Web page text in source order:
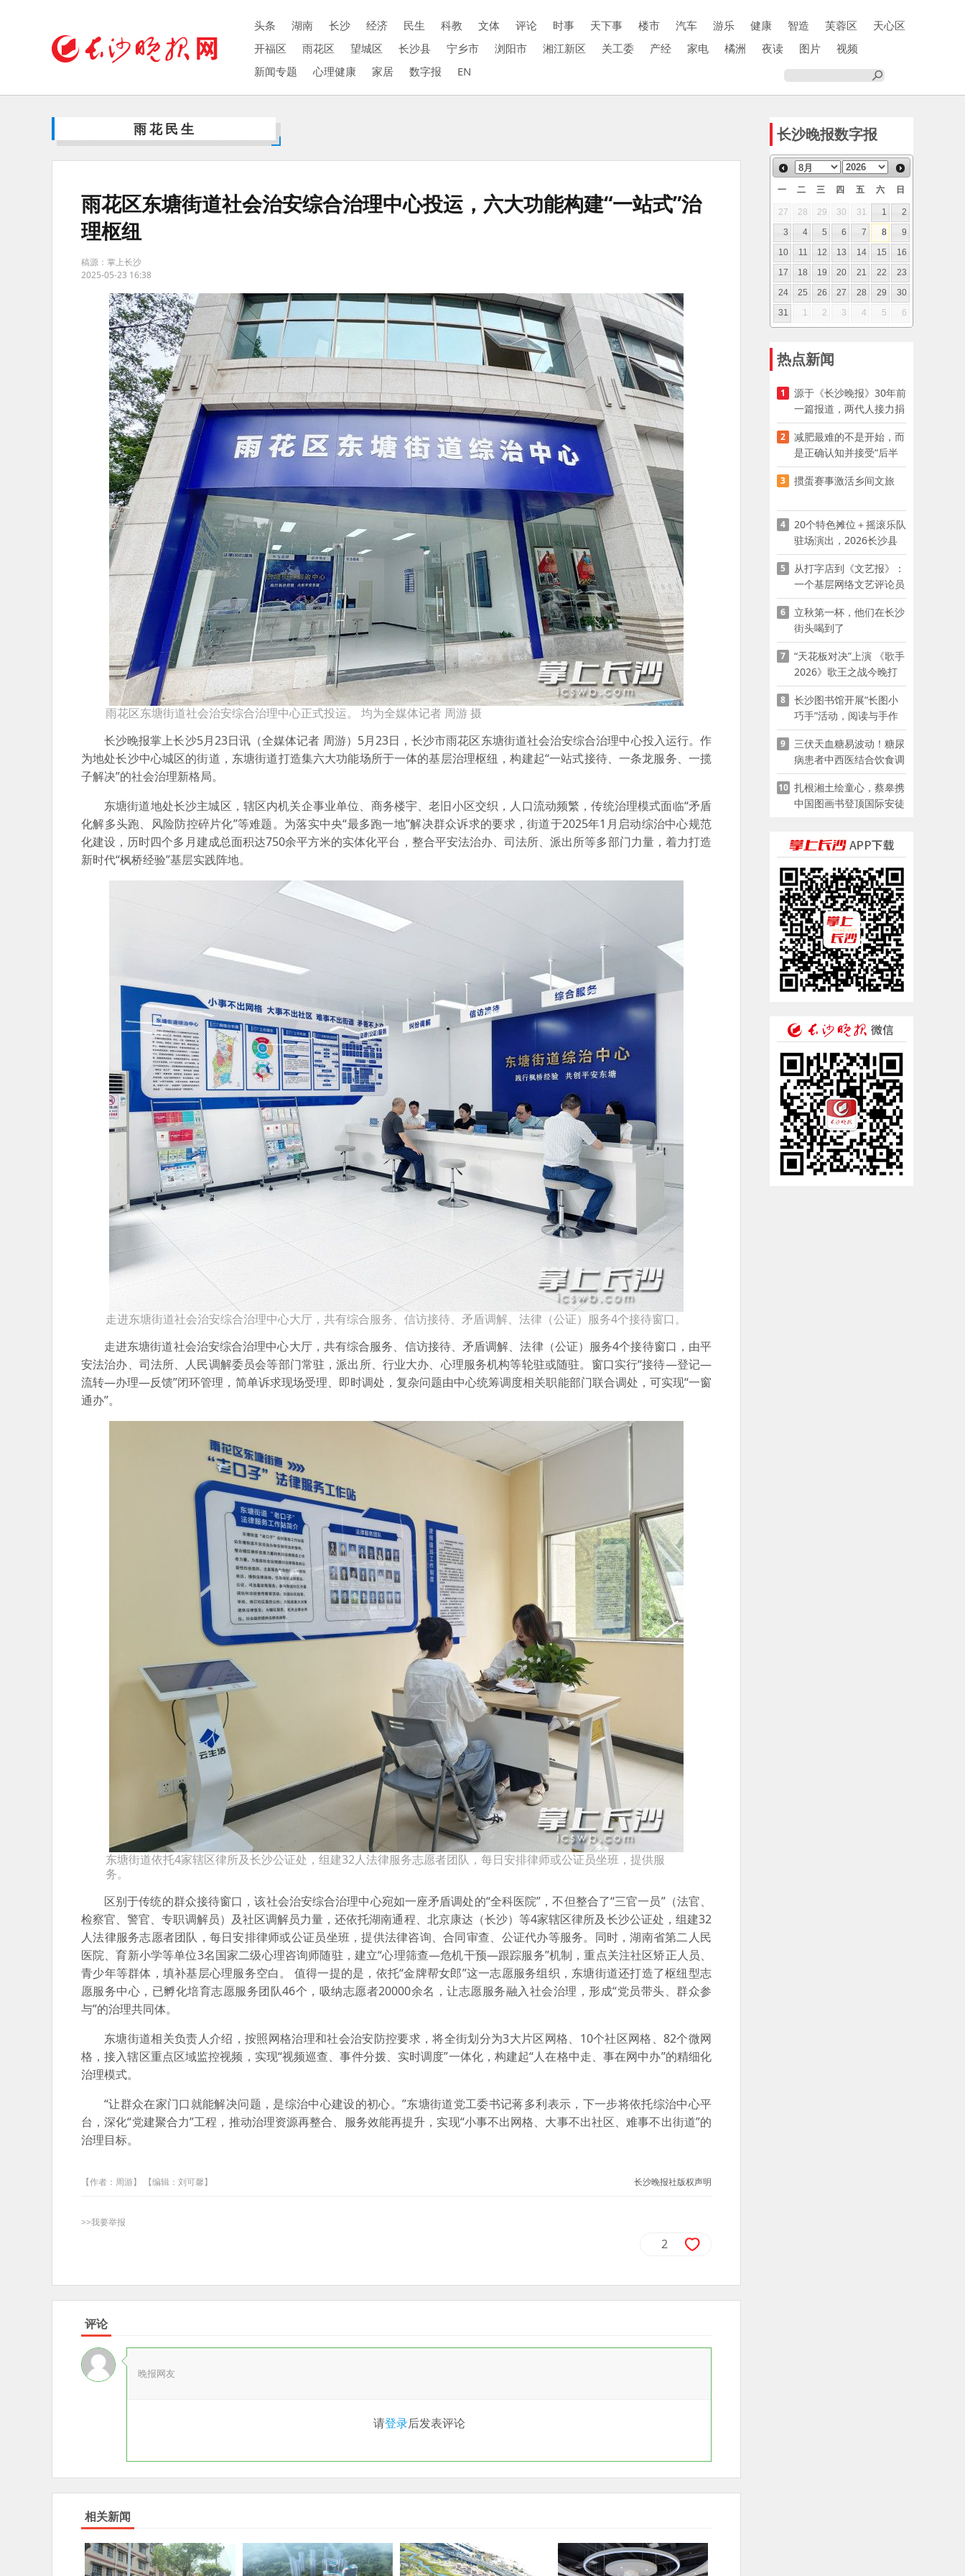
头条 湖南 长沙 经济 民生 科教 文体 评论 时事 天下事 楼市 汽车 游乐 健康 智造 芙蓉区
天心区
开福区
雨花区 望城区 长沙县 宁乡市 浏阳市 湘江新区 关工委 产经 家电 橘洲 夜读 图片
视频
新闻专题
心理健康 家居 数字报 EN
雨花民生
雨花区东塘街道社会治安综合治理中心投运，六大功能构建“一站式”治
理枢纽
稿源：掌上长沙
2025-05-23 16:38
雨花区东塘街道社会治安综合治理中心正式投运。 均为全媒体记者 周游 摄
长沙晚报掌上长沙5月23日讯（全媒体记者 周游）5月23日，长沙市雨花区东塘街道社会治安综合治理中心投入运行。作
为地处长沙中心城区的街道，东塘街道打造集六大功能场所于一体的基层治理枢纽，构建起“一站式接待、一条龙服务、一揽
子解决”的社会治理新格局。
东塘街道地处长沙主城区，辖区内机关企事业单位、商务楼宇、老旧小区交织，人口流动频繁，传统治理模式面临“矛盾
化解多头跑、风险防控碎片化”等难题。为落实中央“最多跑一地”解决群众诉求的要求，街道于2025年1月启动综治中心规范
化建设，历时四个多月建成总面积达750余平方米的实体化平台，整合平安法治办、司法所、派出所等多部门力量，着力打造
新时代“枫桥经验”基层实践阵地。
走进东塘街道社会治安综合治理中心大厅，共有综合服务、信访接待、矛盾调解、法律（公证）服务4个接待窗口。
走进东塘街道社会治安综合治理中心大厅，共有综合服务、信访接待、矛盾调解、法律（公证）服务4个接待窗口，由平
安法治办、司法所、人民调解委员会等部门常驻，派出所、行业大办、心理服务机构等轮驻或随驻。窗口实行“接待—登记—
流转—办理—反馈”闭环管理，简单诉求现场受理、即时调处，复杂问题由中心统筹调度相关职能部门联合调处，可实现“一窗
通办”。
东塘街道依托4家辖区律所及长沙公证处，组建32人法律服务志愿者团队，每日安排律师或公证员坐班，提供服
务。
区别于传统的群众接待窗口，该社会治安综合治理中心宛如一座矛盾调处的“全科医院”，不但整合了“三官一员”（法官、
检察官、警官、专职调解员）及社区调解员力量，还依托湖南通程、北京康达（长沙）等4家辖区律所及长沙公证处，组建32
人法律服务志愿者团队，每日安排律师或公证员坐班，提供法律咨询、合同审查、公证代办等服务。同时，湖南省第二人民
医院、育新小学等单位3名国家二级心理咨询师随驻，建立“心理筛查—危机干预—跟踪服务”机制，重点关注社区矫正人员、
青少年等群体，填补基层心理服务空白。 值得一提的是，依托“金牌帮女郎”这一志愿服务组织，东塘街道还打造了枢纽型志
愿服务中心，已孵化培育志愿服务团队46个，吸纳志愿者20000余名，让志愿服务融入社会治理，形成“党员带头、群众参
与”的治理共同体。
东塘街道相关负责人介绍，按照网格治理和社会治安防控要求，将全街划分为3大片区网格、10个社区网格、82个微网
格，接入辖区重点区域监控视频，实现“视频巡查、事件分拨、实时调度”一体化，构建起“人在格中走、事在网中办”的精细化
治理模式。
“让群众在家门口就能解决问题，是综治中心建设的初心。”东塘街道党工委书记蒋多利表示，下一步将依托综治中心平
台，深化“党建聚合力”工程，推动治理资源再整合、服务效能再提升，实现“小事不出网格、大事不出社区、难事不出街道”的
治理目标。
【作者：周游】 【编辑：刘可馨】 长沙晚报社版权声明
>>我要举报
2
评论
晚报网友
请登录后发表评论
相关新闻
长沙晚报数字报
一 二 三 四 五 六 日
27 28 29 30 31 1
2
3
4 5 6 7 8
9
10
11 12 13 14 15
16
17
18 19 20 21 22
23
24
25 26 27 28 29
30
31
1 2 3 4 5 6
热点新闻
1
源于《长沙晚报》30年前
一篇报道，两代人接力捐
资助学
2
减肥最难的不是开始，而
是正确认知并接受“后半
程”
3 掼蛋赛事激活乡间文旅
4
20个特色摊位＋摇滚乐队
驻场演出，2026长沙县
夜市嘉年华启幕
5
从打字店到《文艺报》：
一个基层网络文艺评论员
的突围
6
立秋第一杯，他们在长沙
街头喝到了
7
“天花板对决”上演 《歌手
2026》歌王之战今晚打
响
8
长沙图书馆开展“长图小
巧手”活动，阅读与手作
赋能少儿暑期成长
9
三伏天血糖易波动！糖尿
病患者中西医结合饮食调
养指南
10 扎根湘土绘童心，蔡皋携
中国图画书登顶国际安徒